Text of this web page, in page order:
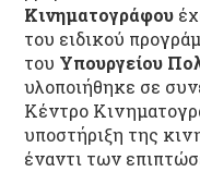
Κινηματογράφου
του ειδικού
του Υπουργείου
υλοποιήθηκε σε
Κέντρο
υποστήριξη της
έναντι των